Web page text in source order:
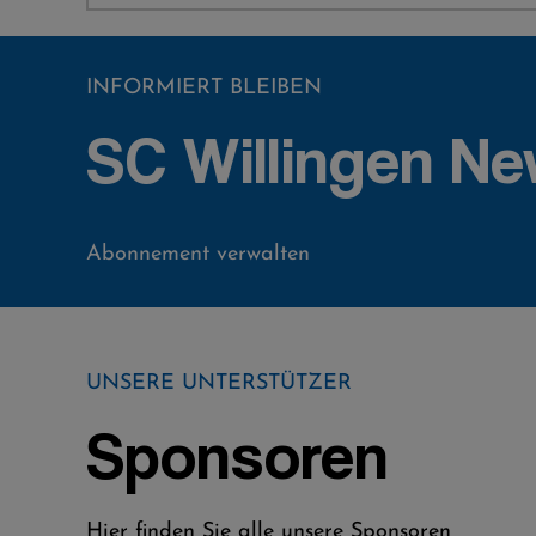
INFORMIERT BLEIBEN
SC Willingen
Abonnement verwalten
UNSERE UNTERSTÜTZER
Sponsoren